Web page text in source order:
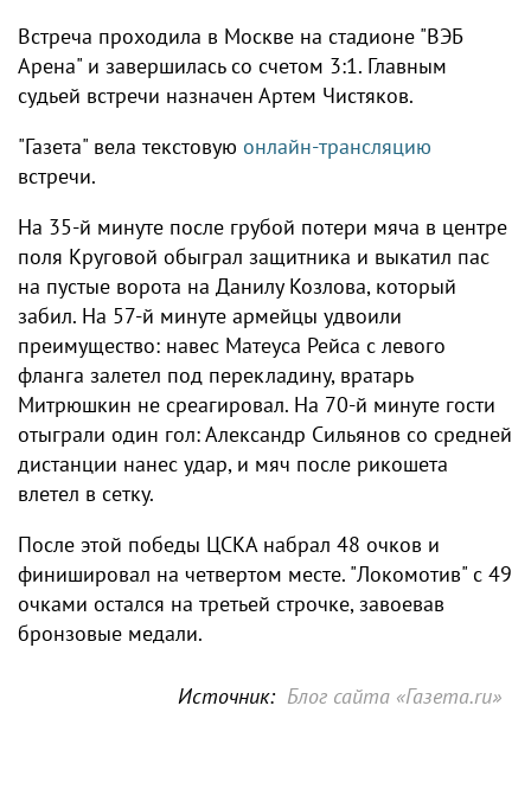
Встреча проходила в Москве на стадионе "ВЭБ
Арена" и завершилась со счетом 3:1. Главным
судьей встречи назначен Артем Чистяков.
"Газета" вела текстовую онлайн-трансляцию
встречи.
На 35-й минуте после грубой потери мяча в центре
поля Круговой обыграл защитника и выкатил пас
на пустые ворота на Данилу Козлова, который
забил. На 57-й минуте армейцы удвоили
преимущество: навес Матеуса Рейса с левого
фланга залетел под перекладину, вратарь
Митрюшкин не среагировал. На 70-й минуте гости
отыграли один гол: Александр Сильянов со средней
дистанции нанес удар, и мяч после рикошета
влетел в сетку.
После этой победы ЦСКА набрал 48 очков и
финишировал на четвертом месте. "Локомотив" с 49
очками остался на третьей строчке, завоевав
бронзовые медали.
Источник: Блог сайта «Газета.ru»